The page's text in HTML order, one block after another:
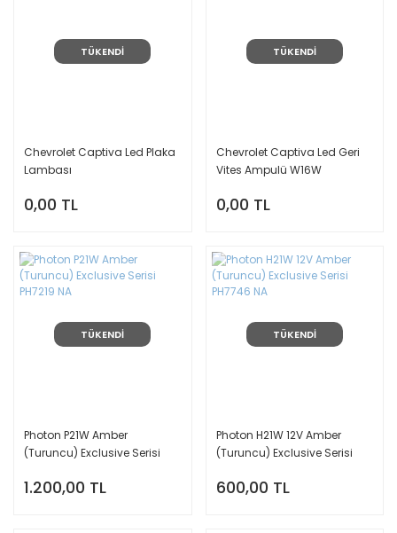
TÜKENDİ
Chevrolet Captiva Led Plaka
Lambası
0,00 TL
TÜKENDİ
Chevrolet Captiva Led Geri
Vites Ampulü W16W
0,00 TL
TÜKENDİ
Photon P21W Amber
(Turuncu) Exclusive Serisi
1.200,00 TL
TÜKENDİ
Photon H21W 12V Amber
(Turuncu) Exclusive Serisi
600,00 TL